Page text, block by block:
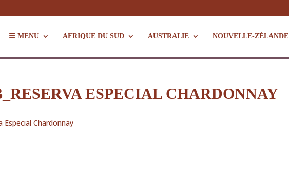
☰ MENU AFRIQUE DU SUD AUSTRALIE NOUVELLE-ZÉLANDE
ESPECIAL CHARDONNAY
Especial Chardonnay